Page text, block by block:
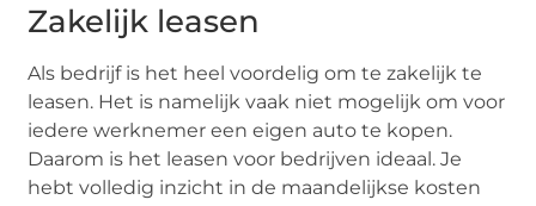
Zakelijk leasen
Als bedrijf is het heel voordelig om te zakelijk te
leasen. Het is namelijk vaak niet mogelijk om voor
iedere werknemer een eigen auto te kopen.
Daarom is het leasen voor bedrijven ideaal. Je
hebt volledig inzicht in de maandelijkse kosten